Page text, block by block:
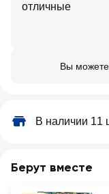
отличные
Вы можете
В наличии 11
Берут вместе